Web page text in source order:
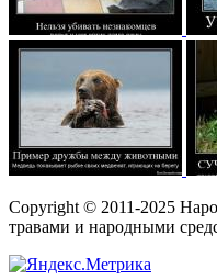
Copyright © 2011-2025
травами и народными